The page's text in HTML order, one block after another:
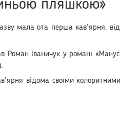
пляшкою»
мала ота перша кав’ярня,
Роман Іваничук у романі
відома своїми